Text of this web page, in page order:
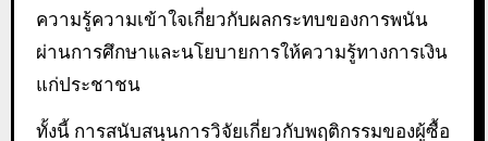
ความรู้ความเข้าใจเกี่ยวกับผลกระทบของการพนัน
ผ่านการศึกษาและนโยบายการให้ความรู้ทางการเงิน
แก่ประชาชน
ทั้งนี้ การสนับสนุนการวิจัยเกี่ยวกับพฤติกรรมของผู้ซื้อ